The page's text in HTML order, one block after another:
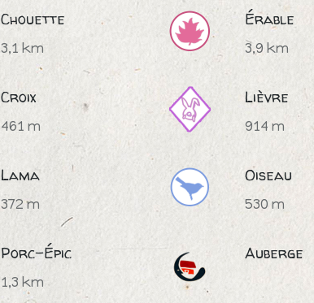
Chouette
3,1 km
Érable
3,9 km
Croix
461 m
Lièvre
914 m
Lama
372 m
Oiseau
530 m
Porc-Épic
1,3 km
Auberge